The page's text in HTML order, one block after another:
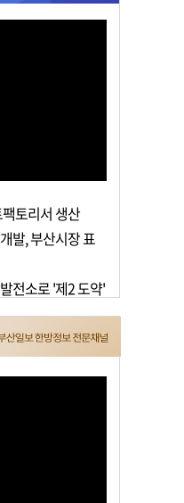
토리서 생산
발, 부산시장 표
전소로 '제2 도약'